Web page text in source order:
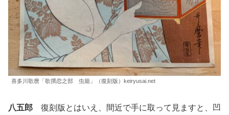
喜多川歌麿「歌撰恋之部 虫籠」（復刻版）keiryusai.net
八五郎 復刻版とはいえ、間近で手に取って見ますと、凹